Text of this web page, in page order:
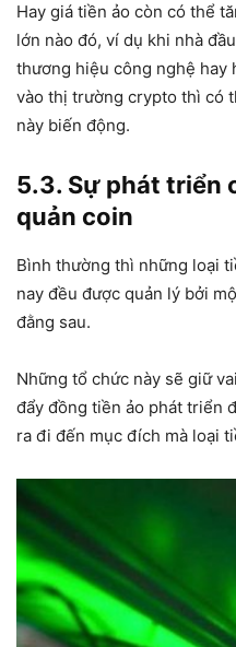
Hay giá tiền ảo còn có thể
lớn nào đó, ví dụ khi nhà
thương hiệu công nghệ hay
vào thị trường crypto thì có
này biến động.
5.3. Sự phát triển
quản coin
Bình thường thì những loại
nay đều được quản lý bởi
đằng sau.
Những tổ chức này sẽ giữ
đẩy đồng tiền ảo phát triển
ra đi đến mục đích mà loại